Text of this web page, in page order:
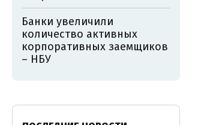
Банки увеличили
количество активных
корпоративных заемщиков
– НБУ